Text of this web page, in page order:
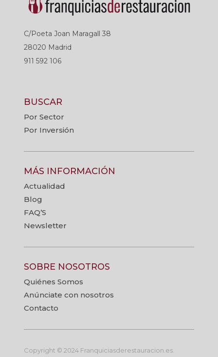
C/Poeta Joan Maragall 38
28020 Madrid
911 592 106
BUSCAR
Por Sector
Por Inversión
MÁS INFORMACIÓN
Actualidad
Blog
FAQ’S
Newsletter
SOBRE NOSOTROS
Quiénes Somos
Anúnciate con nosotros
Contacto
Copyright © 2024 Franquiciasderestauracion.es.